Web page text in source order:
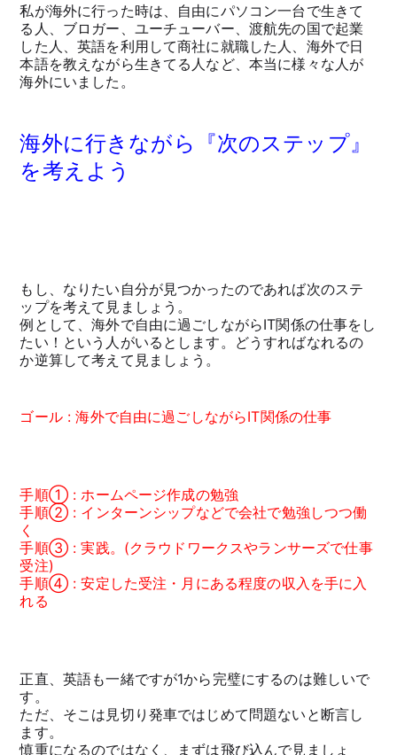
私が海外に行った時は、自由にパソコン一台で生きて
る人、ブロガー、ユーチューバー、渡航先の国で起業
した人、英語を利用して商社に就職した人、海外で日
本語を教えながら生きてる人など、本当に様々な人が
海外にいました。
海外に行きながら『次のステップ』
を考えよう
もし、なりたい自分が見つかったのであれば次のステ
ップを考えて見ましょう。
例として、海外で自由に過ごしながらIT関係の仕事をし
たい！という人がいるとします。どうすればなれるの
か逆算して考えて見ましょう。
ゴール : 海外で自由に過ごしながらIT関係の仕事
手順① : ホームページ作成の勉強
手順② : インターンシップなどで会社で勉強しつつ働
く
手順③ : 実践。(クラウドワークスやランサーズで仕事
受注)
手順④ : 安定した受注・月にある程度の収入を手に入
れる
正直、英語も一緒ですが1から完璧にするのは難しいで
す。
ただ、そこは見切り発車ではじめて問題ないと断言し
ます。
慎重になるのではなく、まずは飛び込んで見ましょ